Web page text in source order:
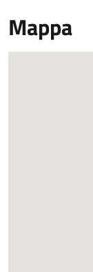
Mappa